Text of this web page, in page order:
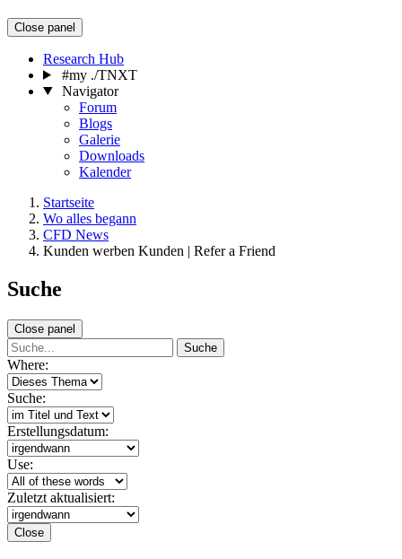
Close panel
Research Hub
#my ./TNXT
Navigator
Forum
Blogs
Galerie
Downloads
Kalender
Startseite
Wo alles begann
CFD News
Kunden werben Kunden | Refer a Friend
Suche
Close panel
Suche
Where:
Suche:
Erstellungsdatum:
Use:
Zuletzt aktualisiert:
Close